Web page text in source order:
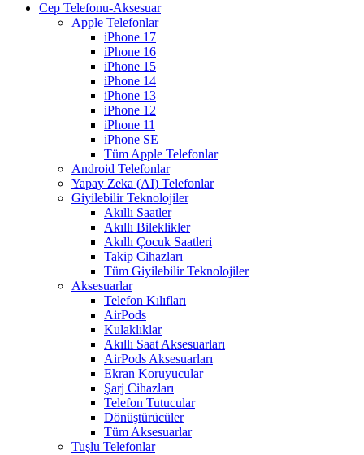
Cep Telefonu-Aksesuar
Apple Telefonlar
iPhone 17
iPhone 16
iPhone 15
iPhone 14
iPhone 13
iPhone 12
iPhone 11
iPhone SE
Tüm Apple Telefonlar
Android Telefonlar
Yapay Zeka (AI) Telefonlar
Giyilebilir Teknolojiler
Akıllı Saatler
Akıllı Bileklikler
Akıllı Çocuk Saatleri
Takip Cihazları
Tüm Giyilebilir Teknolojiler
Aksesuarlar
Telefon Kılıfları
AirPods
Kulaklıklar
Akıllı Saat Aksesuarları
AirPods Aksesuarları
Ekran Koruyucular
Şarj Cihazları
Telefon Tutucular
Dönüştürücüler
Tüm Aksesuarlar
Tuşlu Telefonlar